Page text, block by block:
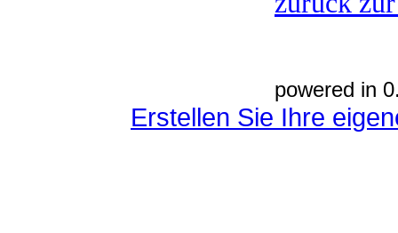
powered in
Erstellen Sie Ihre